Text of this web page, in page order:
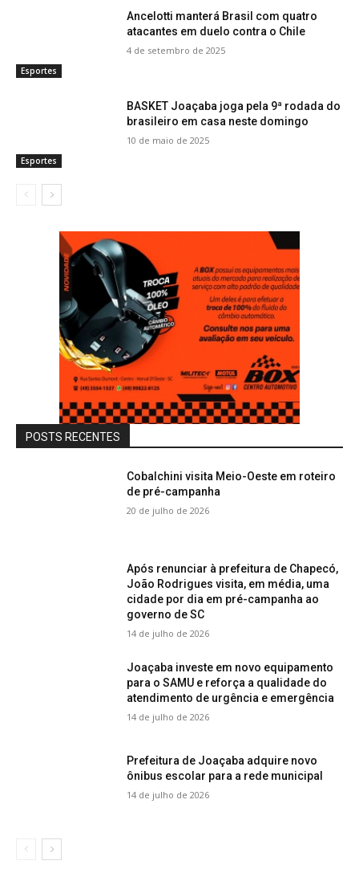
Esportes
Ancelotti manterá Brasil com quatro
atacantes em duelo contra o Chile
4 de setembro de 2025
Esportes
BASKET Joaçaba joga pela 9ª rodada do
brasileiro em casa neste domingo
10 de maio de 2025
POSTS RECENTES
Cobalchini visita Meio-Oeste em roteiro
de pré-campanha
20 de julho de 2026
Após renunciar à prefeitura de Chapecó,
João Rodrigues visita, em média, uma
cidade por dia em pré-campanha ao
governo de SC
14 de julho de 2026
Joaçaba investe em novo equipamento
para o SAMU e reforça a qualidade do
atendimento de urgência e emergência
14 de julho de 2026
Prefeitura de Joaçaba adquire novo
ônibus escolar para a rede municipal
14 de julho de 2026